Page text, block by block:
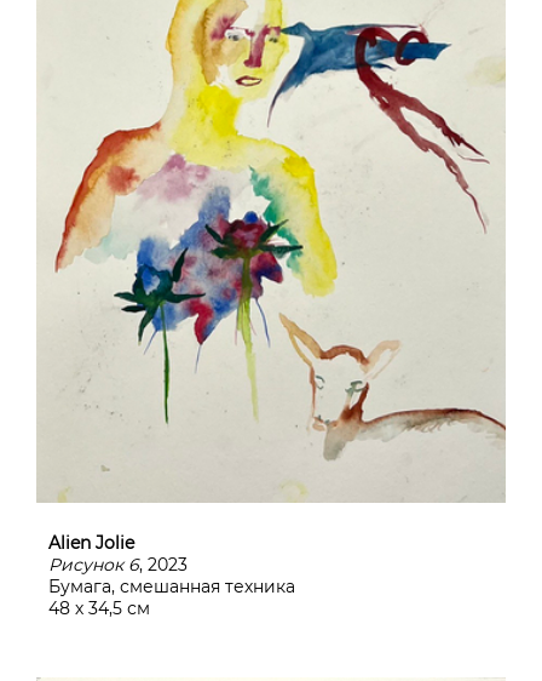
Alien Jolie
Рисунок 6, 2023
Бумага, смешанная техника
48 х 34,5 см